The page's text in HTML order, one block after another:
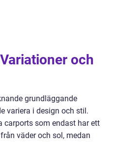
och
grundläggande
variera i design och stil.
carports som endast har ett
väder och sol, medan